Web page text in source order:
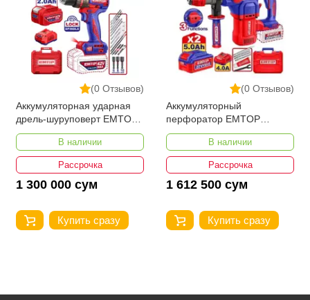
(0 Отзывов)
Аккумуляторная ударная
дрель-шуруповерт EMTOP
ECIDL429982
В наличии
Рассрочка
1 300 000 сум
Купить сразу
(0 Отзывов)
Аккумуляторный
перфоратор EMTOP
ELRH202862
В наличии
Рассрочка
1 612 500 сум
Купить сразу